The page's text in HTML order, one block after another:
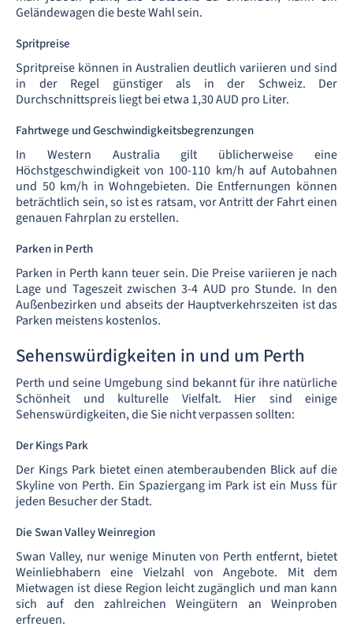
Geländewagen die beste Wahl sein.
Spritpreise
Spritpreise können in Australien deutlich variieren und sind
in der Regel günstiger als in der Schweiz. Der
Durchschnittspreis liegt bei etwa 1,30 AUD pro Liter.
Fahrtwege und Geschwindigkeitsbegrenzungen
In Western Australia gilt üblicherweise eine
Höchstgeschwindigkeit von 100-110 km/h auf Autobahnen
und 50 km/h in Wohngebieten. Die Entfernungen können
beträchtlich sein, so ist es ratsam, vor Antritt der Fahrt einen
genauen Fahrplan zu erstellen.
Parken in Perth
Parken in Perth kann teuer sein. Die Preise variieren je nach
Lage und Tageszeit zwischen 3-4 AUD pro Stunde. In den
Außenbezirken und abseits der Hauptverkehrszeiten ist das
Parken meistens kostenlos.
Sehenswürdigkeiten in und um Perth
Perth und seine Umgebung sind bekannt für ihre natürliche
Schönheit und kulturelle Vielfalt. Hier sind einige
Sehenswürdigkeiten, die Sie nicht verpassen sollten:
Der Kings Park
Der Kings Park bietet einen atemberaubenden Blick auf die
Skyline von Perth. Ein Spaziergang im Park ist ein Muss für
jeden Besucher der Stadt.
Die Swan Valley Weinregion
Swan Valley, nur wenige Minuten von Perth entfernt, bietet
Weinliebhabern eine Vielzahl von Angebote. Mit dem
Mietwagen ist diese Region leicht zugänglich und man kann
sich auf den zahlreichen Weingütern an Weinproben
erfreuen.